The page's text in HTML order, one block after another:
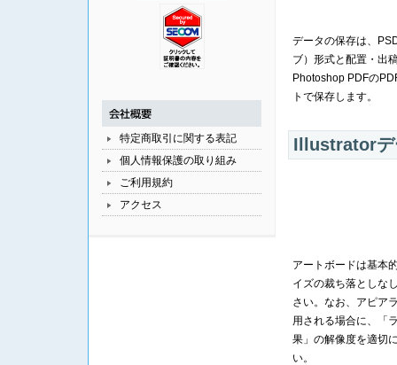
データの保存は、
ブ）形式と配置・出
Photoshop PDFの
トで保存します。
Illustratorデ
アートボードは基本
イズの裁ち落としな
さい。なお、アピア
用される場合に、「
果」の解像度を適切
い。
特定商取引に関する表記
個人情報保護の取り組み
ご利用規約
アクセス